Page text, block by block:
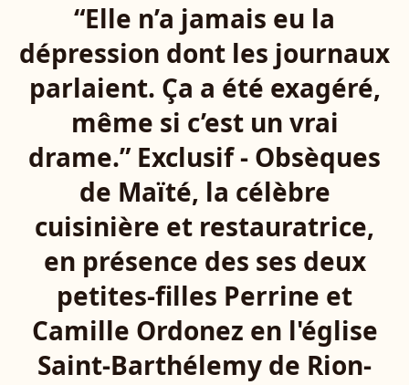
“Elle n’a jamais eu la
dépression dont les journaux
parlaient. Ça a été exagéré,
même si c’est un vrai
drame.” Exclusif - Obsèques
de Maïté, la célèbre
cuisinière et restauratrice,
en présence des ses deux
petites-filles Perrine et
Camille Ordonez en l'église
Saint-Barthélemy de Rion-